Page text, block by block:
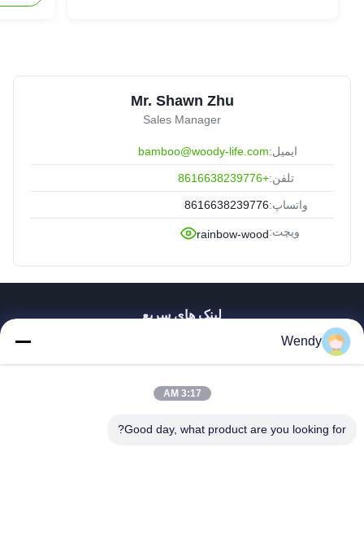
Mr. Shawn Zhu
Sales Manager
ایمیل:bamboo@woody-life.com
تلفن:+8616638239776
واتساپ:8616638239776
ویچت:rainbow-wood
لینک های سریع
محصولات
فیلم های
نمایش واقعیت مجازی
درباره ما
Wendy
3:17 AM
Good day, what product are you looking for?